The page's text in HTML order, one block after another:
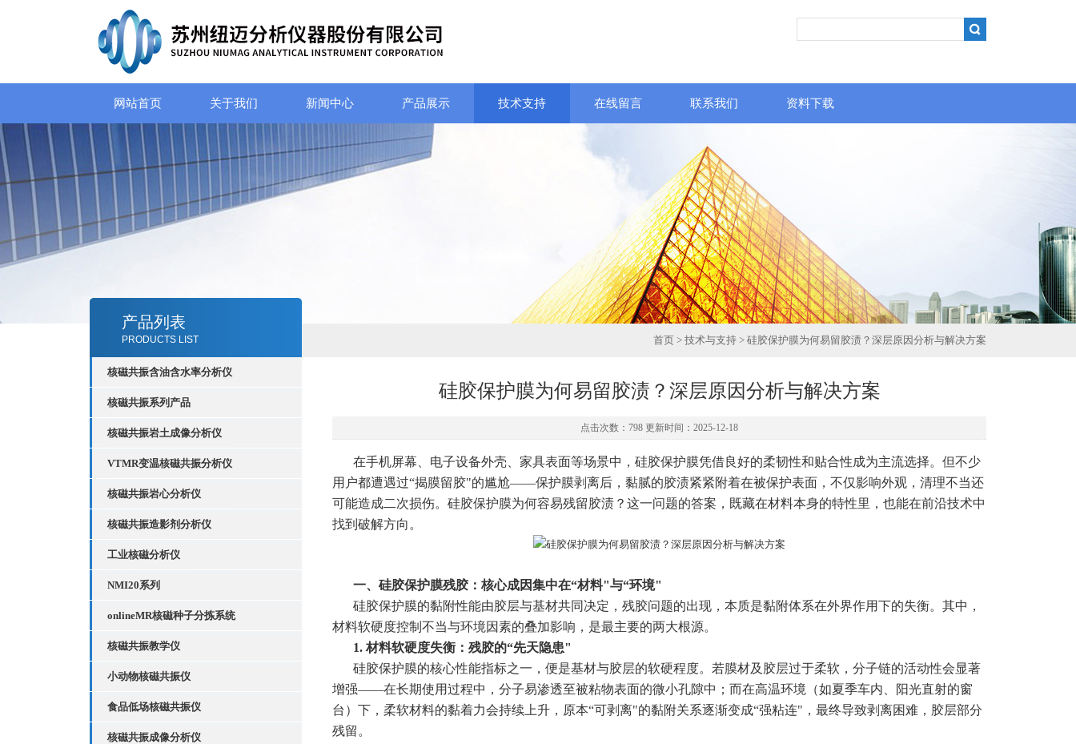
网站首页 关于我们 新闻中心 产品展示 技术支持 在线留言 联系我们 资料下载
产品列表
PRODUCTS LIST
核磁共振含油含水率分析仪
核磁共振系列产品
核磁共振岩土成像分析仪
VTMR变温核磁共振分析仪
核磁共振岩心分析仪
核磁共振造影剂分析仪
工业核磁分析仪
NMI20系列
onlineMR核磁种子分拣系统
核磁共振教学仪
小动物核磁共振仪
食品低场核磁共振仪
核磁共振成像分析仪
首页 > 技术与支持 > 硅胶保护膜为何易留胶渍？深层原因分析与解决方案
硅胶保护膜为何易留胶渍？深层原因分析与解决方案
点击次数：798 更新时间：2025-12-18
在手机屏幕、电子设备外壳、家具表面等场景中，硅胶保护膜凭借良好的柔韧性和贴合性成为主流选择。但不少
用户都遭遇过“揭膜留胶"的尴尬——保护膜剥离后，黏腻的胶渍紧紧附着在被保护表面，不仅影响外观，清理不当还
可能造成二次损伤。硅胶保护膜为何容易残留胶渍？这一问题的答案，既藏在材料本身的特性里，也能在前沿技术中
找到破解方向。
一、硅胶保护膜残胶：核心成因集中在“材料"与“环境"
硅胶保护膜的黏附性能由胶层与基材共同决定，残胶问题的出现，本质是黏附体系在外界作用下的失衡。其中，
材料软硬度控制不当与环境因素的叠加影响，是最主要的两大根源。
1. 材料软硬度失衡：残胶的“先天隐患"
硅胶保护膜的核心性能指标之一，便是基材与胶层的软硬程度。若膜材及胶层过于柔软，分子链的活动性会显著
增强——在长期使用过程中，分子易渗透至被粘物表面的微小孔隙中；而在高温环境（如夏季车内、阳光直射的窗
台）下，柔软材料的黏着力会持续上升，原本“可剥离"的黏附关系逐渐变成“强粘连"，最终导致剥离困难，胶层部分
残留。